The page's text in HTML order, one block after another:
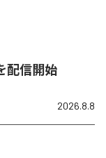
配信開始
2026.8.8